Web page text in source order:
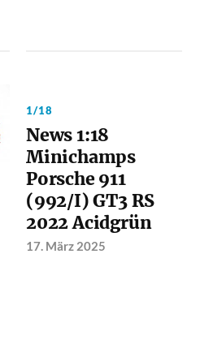
1/18
News 1:18
Minichamps
Porsche 911
(992/I) GT3 RS
2022 Acidgrün
17. März 2025